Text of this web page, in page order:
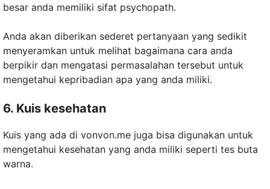
besar anda memiliki sifat psychopath.
Anda akan diberikan sederet pertanyaan yang sedikit
menyeramkan untuk melihat bagaimana cara anda
berpikir dan mengatasi permasalahan tersebut untuk
mengetahui kepribadian apa yang anda miliki.
6. Kuis kesehatan
Kuis yang ada di vonvon.me juga bisa digunakan untuk
mengetahui kesehatan yang anda miliki seperti tes buta
warna.